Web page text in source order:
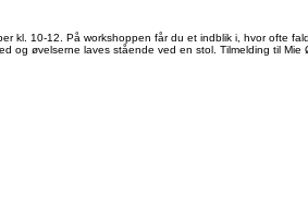
kl. 10-12. På workshoppen får du et indblik i, hvor ofte
og øvelserne laves stående ved en stol. Tilmelding til